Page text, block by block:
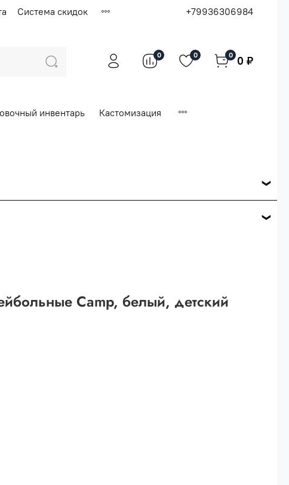
Система скидок +79936306984
0 0 0 0 ₽
инвентарь
Кастомизация
рублей.
Camp, белый, детский